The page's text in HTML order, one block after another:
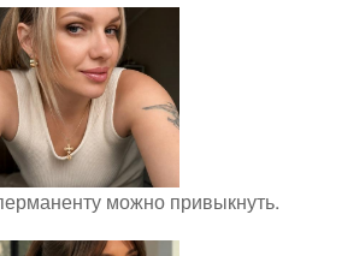
можно привыкнуть.